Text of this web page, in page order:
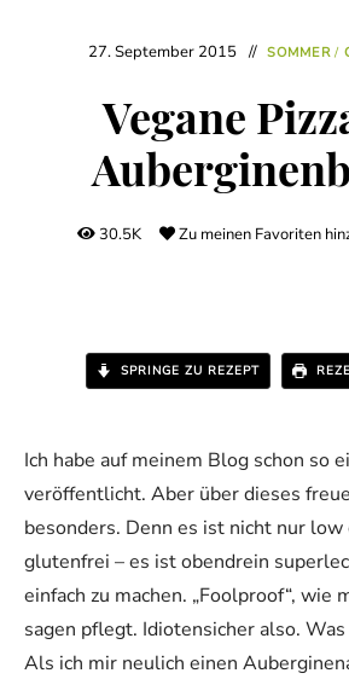
27. September 2015 SOMMER/
Vegane
30.5K Zu meinen Favoriten
SPRINGE ZU REZEPT
Ich habe auf meinem Blog schon so
veröffentlicht. Aber über dieses
besonders. Denn es ist nicht nur low
glutenfrei – es ist obendrein
einfach zu machen. „Foolproof“, wie
sagen pflegt. Idiotensicher also.
Als ich mir neulich einen